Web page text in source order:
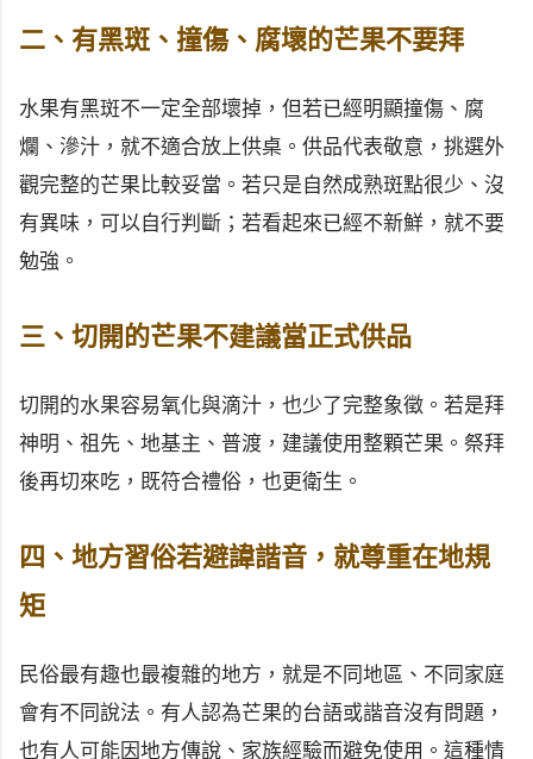
二、有黑斑、撞傷、腐壞的芒果不要拜
水果有黑斑不一定全部壞掉，但若已經明顯撞傷、腐
爛、滲汁，就不適合放上供桌。供品代表敬意，挑選外
觀完整的芒果比較妥當。若只是自然成熟斑點很少、沒
有異味，可以自行判斷；若看起來已經不新鮮，就不要
勉強。
三、切開的芒果不建議當正式供品
切開的水果容易氧化與滴汁，也少了完整象徵。若是拜
神明、祖先、地基主、普渡，建議使用整顆芒果。祭拜
後再切來吃，既符合禮俗，也更衛生。
四、地方習俗若避諱諧音，就尊重在地規
矩
民俗最有趣也最複雜的地方，就是不同地區、不同家庭
會有不同說法。有人認為芒果的台語或諧音沒有問題，
也有人可能因地方傳說、家族經驗而避免使用。這種情